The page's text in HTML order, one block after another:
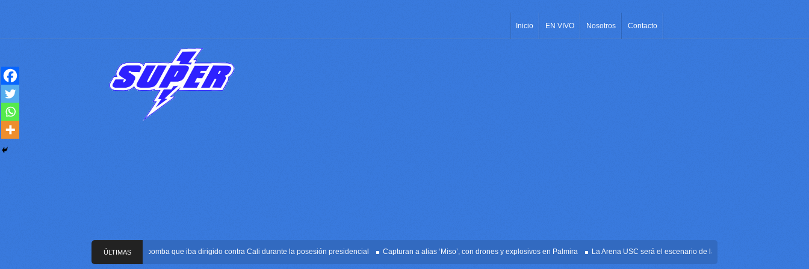
Inicio EN VIVO Nosotros Contacto
ÚLTIMAS
Frustran atentado con bus bomba que iba dirigido contra Cali durante la posesión presidencial Capturan a alias ‘Miso’, con drones y explosivos en Palmira La Arena USC será el escenario de la posesión presidencial de